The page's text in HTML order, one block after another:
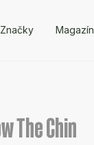
Značky Magazín
The Chin